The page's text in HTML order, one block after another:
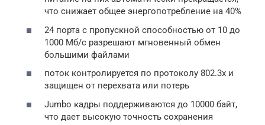
что снижает общее энергопотребление на 40%
24 порта с пропускной способностью от 10 до
1000 Мб/с разрешают мгновенный обмен
большими файлами
поток контролируется по протоколу 802.3х и
защищен от перехвата или потерь
Jumbo кадры поддерживаются до 10000 байт,
что дает высокую точность сохранения